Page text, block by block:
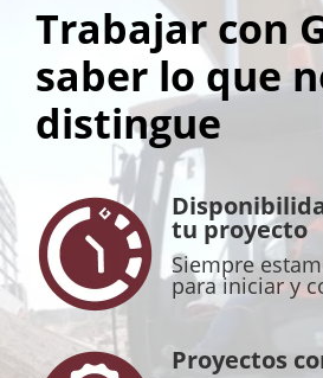
Trabajar con
saber lo que
distingue
tu proyecto
Siempre
para iniciar y
Proyectos